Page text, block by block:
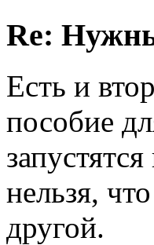
Re:
Есть и
пособие
нельзя,
другой.